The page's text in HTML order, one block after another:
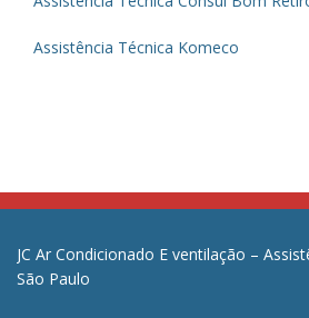
Assistência Técnica Komeco
JC Ar Condicionado E ventilação –
São Paulo